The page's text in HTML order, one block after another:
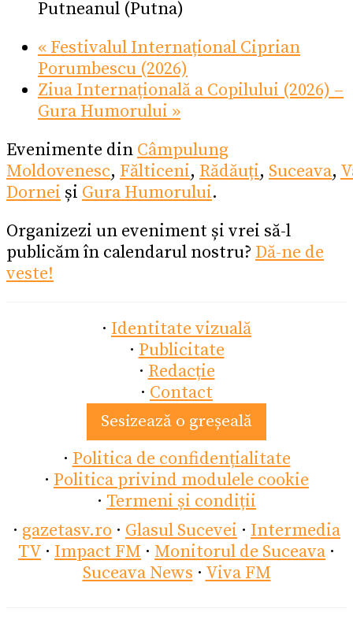
Putneanul (Putna)
« Festivalul Internațional Ciprian
Porumbescu (2026)
Ziua Internațională a Copilului (2026) –
Gura Humorului »
Evenimente din Câmpulung
Moldovenesc, Fălticeni, Rădăuți, Suceava,
Dornei și Gura Humorului.
Organizezi un eveniment și vrei să-l
publicăm în calendarul nostru? Dă-ne de
veste!
· Identitate vizuală
· Publicitate
· Redacție
· Contact
Sesizează o greșeală
· Politica de confidențialitate
· Politica privind modulele cookie
· Termeni și condiții
· gazetasv.ro · Glasul Sucevei · Intermedia
TV · Impact FM · Monitorul de Suceava ·
Suceava News · Viva FM